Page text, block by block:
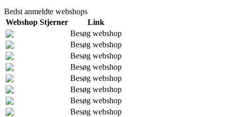
Bedst anmeldte webshops
Webshop Stjerner
Link
Besøg webshop
Besøg webshop
Besøg webshop
Besøg webshop
Besøg webshop
Besøg webshop
Besøg webshop
Besøg webshop